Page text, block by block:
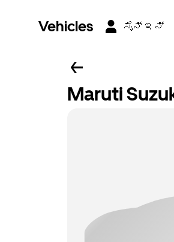
Vehicles ಸೈನ್ ಇನ್
Maruti